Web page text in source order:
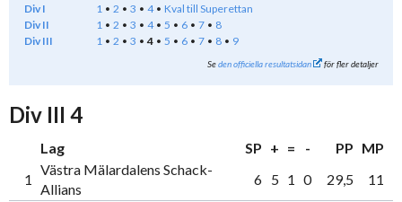
Div I
1 2 3 4
Kval till Superettan
Div II
1 2 3 4 5 6 7
8
Div III
1 2 3 4 5 6 7 8 9
Seden officiella resultatsidan för fler detaljer
Div III 4
Lag SP + = - PP MP
1
Västra Mälardalens Schack-
Allians
6 5 1 0 29,5 11